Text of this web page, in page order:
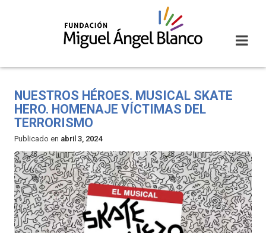
NUESTROS HÉROES. MUSICAL SKATE
HERO. HOMENAJE VÍCTIMAS DEL
TERRORISMO
Publicado en abril 3, 2024